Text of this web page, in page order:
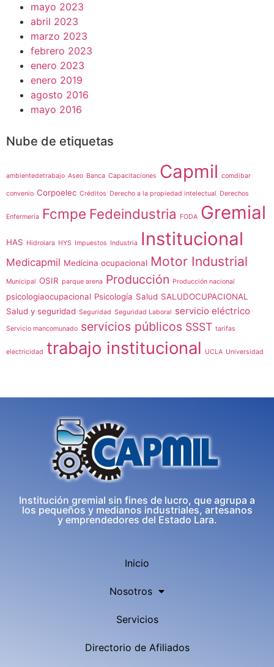
mayo 2023
abril 2023
marzo 2023
febrero 2023
enero 2023
enero 2019
agosto 2016
mayo 2016
Nube de etiquetas
ambientedetrabajo Aseo Banca Capacitaciones Capmil comdibar
convenio Corpoelec Créditos Derecho a la propiedad intelectual Derechos
Enfermería Fcmpe Fedeindustria FODA Gremial
HAS Hidrolara HYS Impuestos Industria Institucional
Medicapmil Medicina ocupacional Motor Industrial
Municipal OSIR parque arena Producción Producción nacional
psicologiaocupacional Psicología Salud SALUDOCUPACIONAL
Salud y seguridad Seguridad Seguridad Laboral servicio eléctrico
Servicio mancomunado servicios públicos SSST tarifas
electricidad trabajo institucional UCLA Universidad
Institución gremial sin fines de lucro, que agrupa a
los pequeños y medianos industriales, artesanos
y emprendedores del Estado Lara.
Inicio
Nosotros
Servicios
Directorio de Afiliados